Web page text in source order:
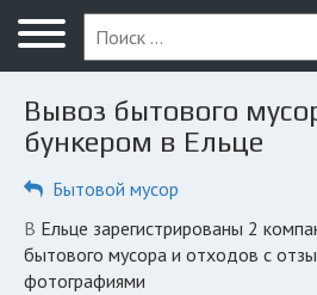
Меню
Главная
Вопрос юристу
Компании
Вывоз бытового
бункером в Ельце
Бытовой мусор
в Ельце зарегистрированы 2 компании по вывозу
бытового мусора и отходов с
фотографиями